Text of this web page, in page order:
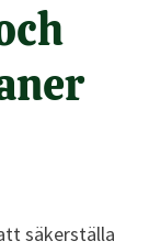
säkerställa